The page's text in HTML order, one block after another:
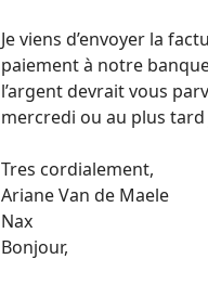
Je viens d’envoyer la
paiement à notre
l’argent devrait vous
mercredi ou au plus tard
Tres cordialement,
Ariane Van de Maele
Nax
Bonjour,